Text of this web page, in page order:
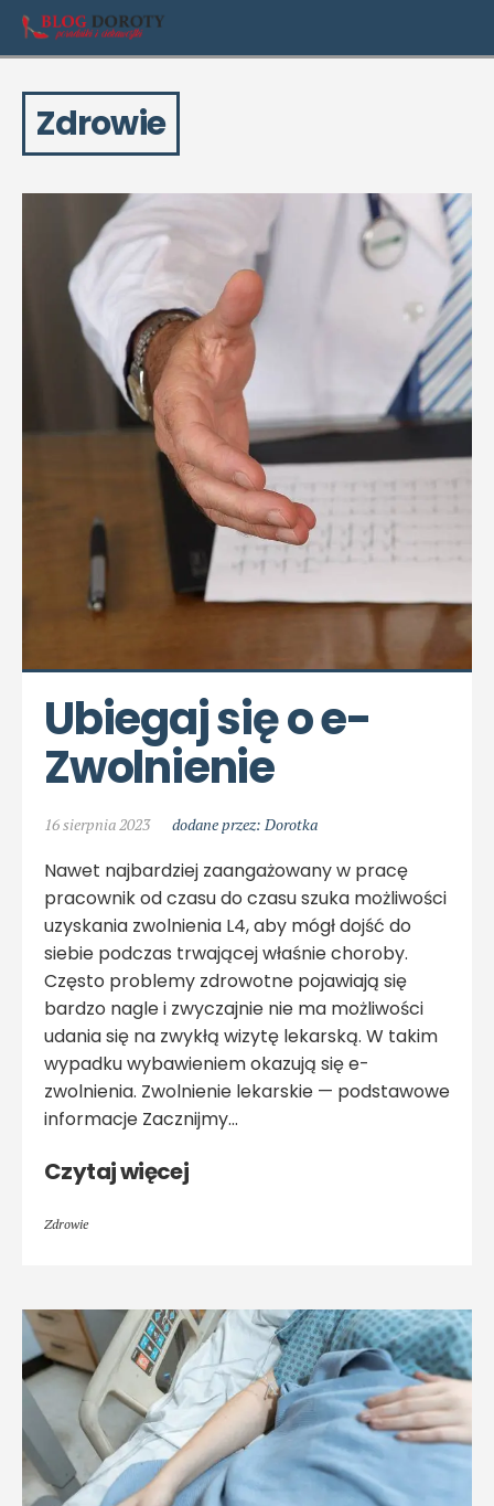
Zdrowie
Ubiegaj się o e-
Zwolnienie
16 sierpnia 2023 dodane przez: Dorotka
Nawet najbardziej zaangażowany w pracę
pracownik od czasu do czasu szuka możliwości
uzyskania zwolnienia L4, aby mógł dojść do
siebie podczas trwającej właśnie choroby.
Często problemy zdrowotne pojawiają się
bardzo nagle i zwyczajnie nie ma możliwości
udania się na zwykłą wizytę lekarską. W takim
wypadku wybawieniem okazują się e-
zwolnienia. Zwolnienie lekarskie — podstawowe
informacje Zacznijmy...
Czytaj więcej
Zdrowie